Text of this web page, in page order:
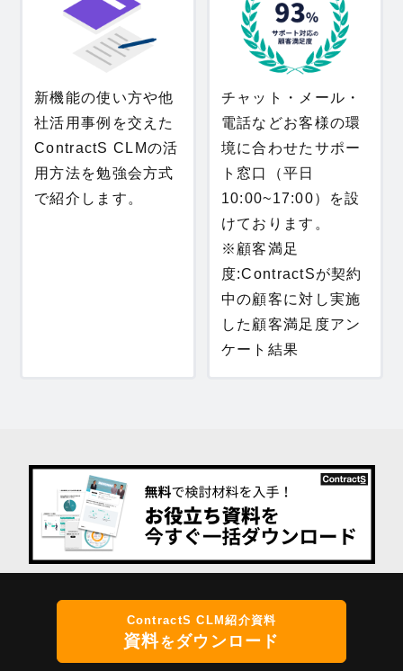
新機能の使い方や他
社活用事例を交えた
ContractS CLMの活
用方法を勉強会方式
で紹介します。
チャット・メール・
電話などお客様の環
境に合わせたサポー
ト窓口（平日
10:00~17:00）を設
けております。
※顧客満足
度:ContractSが契約
中の顧客に対し実施
した顧客満足度アン
ケート結果
ContractS CLM紹介資料
資料をダウンロード